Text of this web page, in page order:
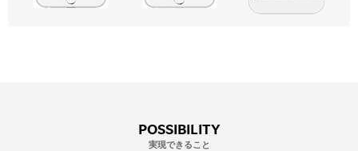
POSSIBILITY
実現できること